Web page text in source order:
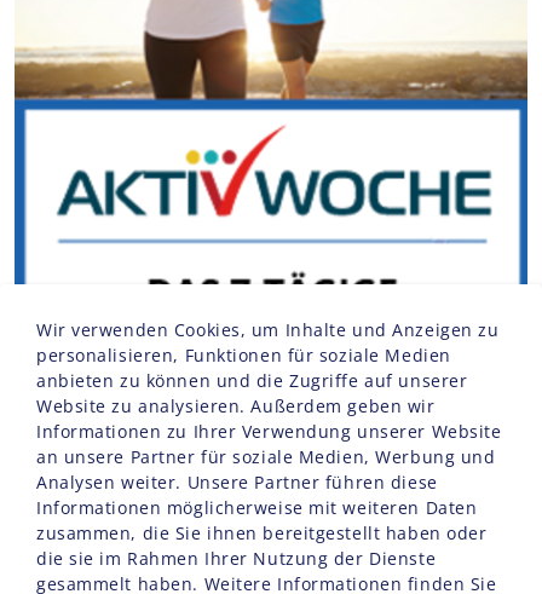
Wir verwenden Cookies, um Inhalte und Anzeigen zu
personalisieren, Funktionen für soziale Medien
anbieten zu können und die Zugriffe auf unserer
Website zu analysieren. Außerdem geben wir
Informationen zu Ihrer Verwendung unserer Website
an unsere Partner für soziale Medien, Werbung und
Analysen weiter. Unsere Partner führen diese
Informationen möglicherweise mit weiteren Daten
zusammen, die Sie ihnen bereitgestellt haben oder
die sie im Rahmen Ihrer Nutzung der Dienste
gesammelt haben. Weitere Informationen finden Sie